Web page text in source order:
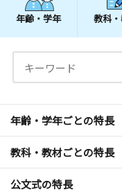
年齢・学年 教科
年齢・学年ごとの特長
教科・教材ごとの特長
公文式の特長